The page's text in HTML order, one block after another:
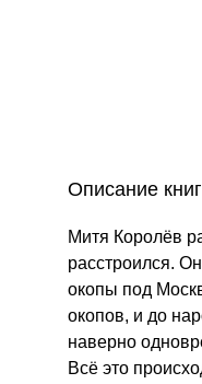
Описание
Митя Королёв
расстроился.
окопы под
окопов, и до
наверно
Всё это